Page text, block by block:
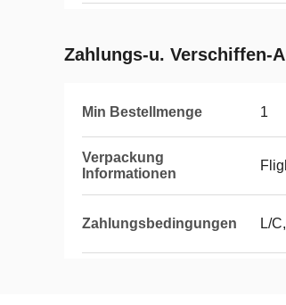
Zahlungs-u. Verschiffen-
Min Bestellmenge 1
Verpackung
Informationen
Zahlungsbedingungen L/